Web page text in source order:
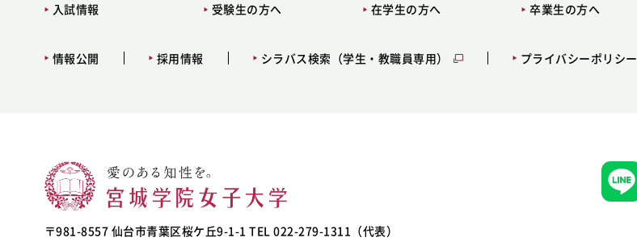
入試情報
受験生の方へ 在学生の方へ 卒業生の方へ
情報公開 採用情報 シラバス検索（学生・教職員専用） プライバシーポリシー
〒981-8557 仙台市青葉区桜ケ丘9-1-1 TEL 022-279-1311（代表）